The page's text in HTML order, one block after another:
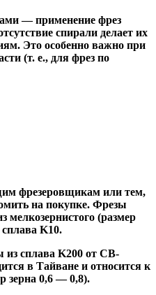
— применение фрез
спирали делает их
Это особенно важно при
(т. е., для фрез по
фрезеровщикам или тем,
на покупке. Фрезы
мелкозернистого (размер
K10.
сплава K200 от CB-
в Тайване и относится к
зерна 0,6 — 0,8).